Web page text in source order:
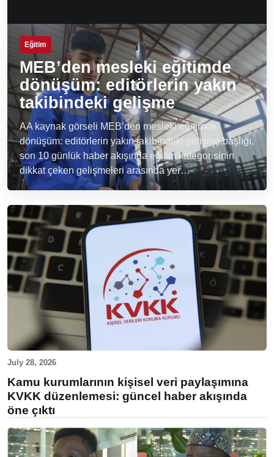
Eğitim
MEB’den mesleki eğitimde
dönüşüm: editörlerin yakın
takibindeki gelişme
AA kaynak görseli MEB’den mesleki eğitimde
dönüşüm: editörlerin yakın takibindeki gelişme başlığı,
son 10 günlük haber akışında eğitim kategorisinin
dikkat çeken gelişmeleri arasında yer…
July 28, 2026
Kamu kurumlarının kişisel veri paylaşımına
KVKK düzenlemesi: güncel haber akışında
öne çıktı